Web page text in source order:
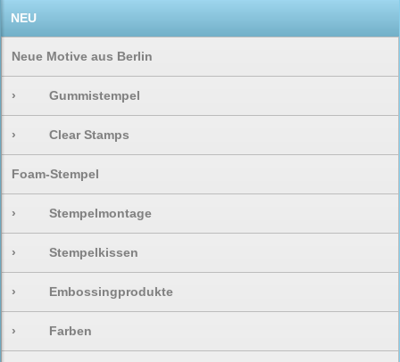
NEU
Neue Motive aus Berlin
› Gummistempel
› Clear Stamps
Foam-Stempel
› Stempelmontage
› Stempelkissen
› Embossingprodukte
› Farben